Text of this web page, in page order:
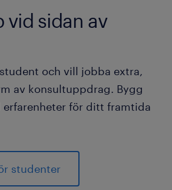
vid sidan av
och vill jobba extra,
av konsultuppdrag. Bygg
erfarenheter för ditt framtida
studenter